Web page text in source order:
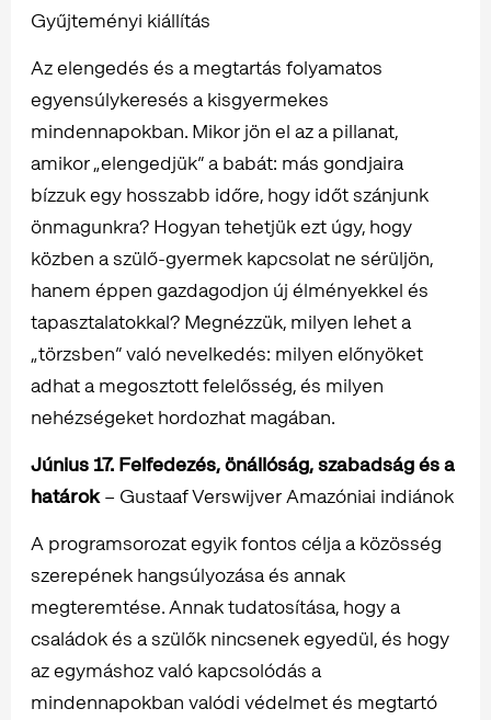
Gyűjteményi kiállítás
Az elengedés és a megtartás folyamatos
egyensúlykeresés a kisgyermekes
mindennapokban. Mikor jön el az a pillanat,
amikor „elengedjük” a babát: más gondjaira
bízzuk egy hosszabb időre, hogy időt szánjunk
önmagunkra? Hogyan tehetjük ezt úgy, hogy
közben a szülő-gyermek kapcsolat ne sérüljön,
hanem éppen gazdagodjon új élményekkel és
tapasztalatokkal? Megnézzük, milyen lehet a
„törzsben” való nevelkedés: milyen előnyöket
adhat a megosztott felelősség, és milyen
nehézségeket hordozhat magában.
Június 17. Felfedezés, önállóság, szabadság és a
határok– Gustaaf Verswijver Amazóniai indiánok
A programsorozat egyik fontos célja a közösség
szerepének hangsúlyozása és annak
megteremtése. Annak tudatosítása, hogy a
családok és a szülők nincsenek egyedül, és hogy
az egymáshoz való kapcsolódás a
mindennapokban valódi védelmet és megtartó